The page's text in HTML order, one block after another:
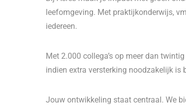
leefomgeving. Met praktijkonderwijs,
iedereen.
Met 2.000 collega’s op meer dan
indien extra versterking noodzakelijk is
Jouw ontwikkeling staat centraal. We